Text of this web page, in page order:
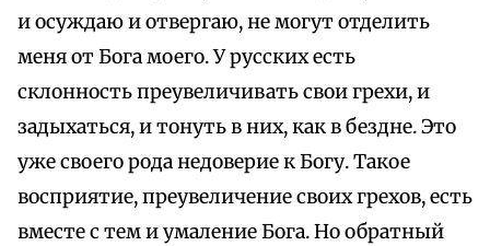
и осуждаю и отвергаю, не могут отделить
меня от Бога моего. У русских есть
склонность преувеличивать свои грехи, и
задыхаться, и тонуть в них, как в бездне. Это
уже своего рода недоверие к Богу. Такое
восприятие, преувеличение своих грехов, есть
вместе с тем и умаление Бога. Но обратный